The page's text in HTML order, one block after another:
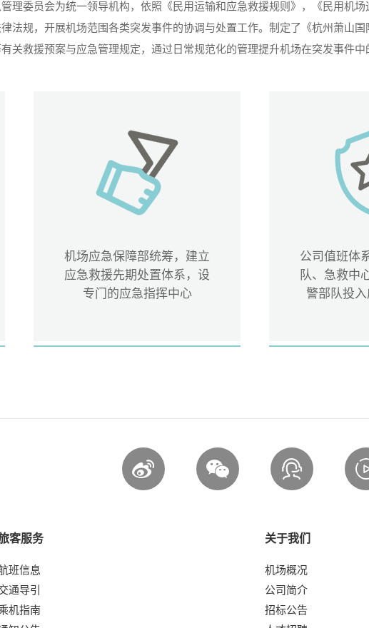
理委员会为统一领导机构，依照《民用运输和应急救援规则》，《民用机
法规，开展机场范围各类突发事件的协调与处置工作。制定了《杭州萧山
关救援预案与应急管理规定，通过日常规范化的管理提升机场在突发事件中
机场应急保障部统筹，建立
应急救援先期处置体系，设
专门的应急指挥中心
公司值班体
队、急救中
警部队投
客服务
班信息
通导引
机指南
关于我们
机场概况
公司简介
招标公告